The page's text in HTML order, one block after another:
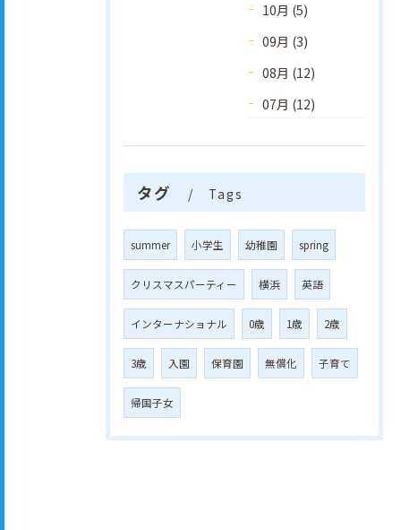
10月 (5)
09月 (3)
08月 (12)
07月 (12)
タグ Tags
summer 小学生 幼稚園 spring
クリスマスパーティー 横浜 英語
インターナショナル 0歳 1歳 2歳
3歳 入園 保育園 無償化 子育て
帰国子女